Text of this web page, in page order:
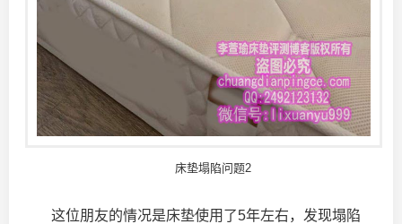
床垫塌陷问题2
这位朋友的情况是床垫使用了5年左右，发现塌陷